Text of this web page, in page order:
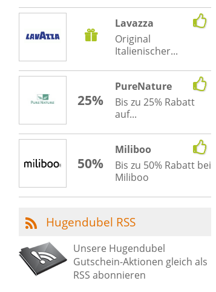
Lavazza
Original
Italienischer...
25%
PureNature
Bis zu 25% Rabatt
auf...
50%
Miliboo
Bis zu 50% Rabatt bei
Miliboo
Hugendubel RSS
Unsere Hugendubel
Gutschein-Aktionen gleich als
RSS abonnieren